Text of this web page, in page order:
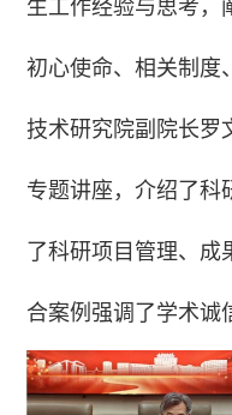
生工作经验与思考，
初心使命、相关制度
技术研究院副院长罗
专题讲座，介绍了科
了科研项目管理、成
合案例强调了学术诚